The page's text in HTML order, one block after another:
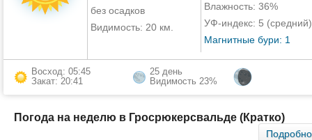
без осадков
Видимость: 20 км.
Влажность: 36%
УФ-индекс: 5 (средний)
Магнитные бури: 1
Восход: 05:45
Закат: 20:41
25 день
Видимость 23%
Погода на неделю в Гросрюкерсвальде (Кратко)
Подробно